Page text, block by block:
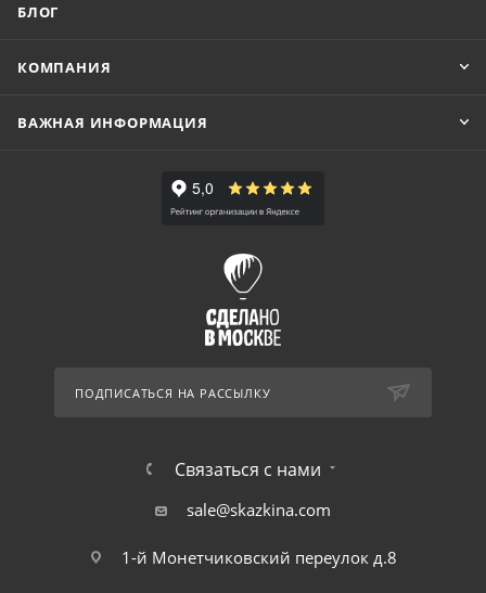
БЛОГ
КОМПАНИЯ
ВАЖНАЯ ИНФОРМАЦИЯ
ПОДПИСАТЬСЯ НА РАССЫЛКУ
Связаться с нами
sale@skazkina.com
1-й Монетчиковский переулок д.8